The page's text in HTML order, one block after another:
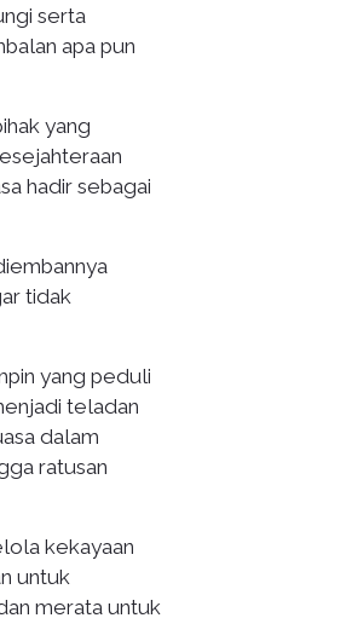
serta
apa pun
yang
hadir sebagai
tidak
yang peduli
teladan
dalam
ratusan
kekayaan
untuk
merata untuk